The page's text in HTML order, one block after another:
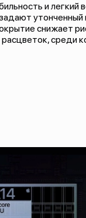
и легкий
утонченный
снижает
среди